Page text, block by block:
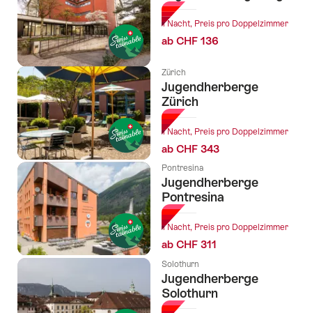
1 Nacht, Preis pro Doppelzimmer
ab CHF 136
Zürich
Jugendherberge
Zürich
1 Nacht, Preis pro Doppelzimmer
ab CHF 343
Pontresina
Jugendherberge
Pontresina
1 Nacht, Preis pro Doppelzimmer
ab CHF 311
Solothurn
Jugendherberge
Solothurn